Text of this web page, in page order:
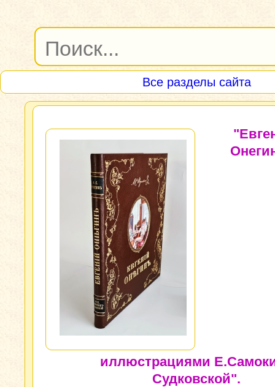
Все разделы сайта
иллюстрациями
Судковской".